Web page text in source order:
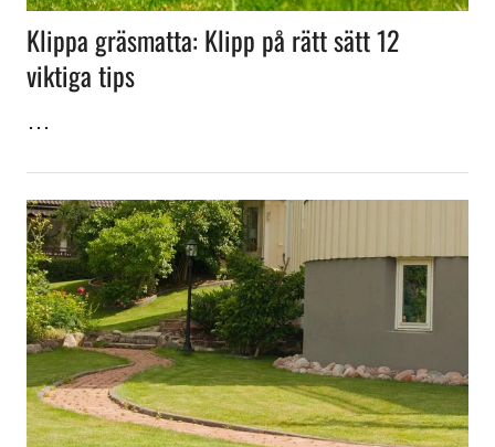
Klippa gräsmatta: Klipp på rätt sätt 12
viktiga tips
…